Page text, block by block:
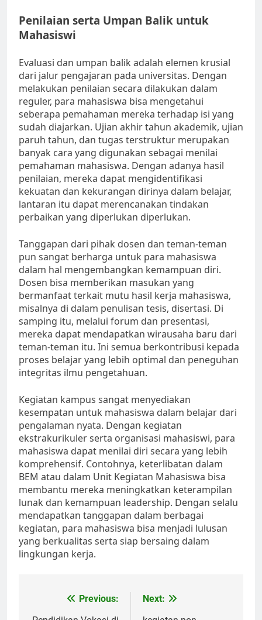
Penilaian serta Umpan Balik untuk
Mahasiswi
Evaluasi dan umpan balik adalah elemen krusial
dari jalur pengajaran pada universitas. Dengan
melakukan penilaian secara dilakukan dalam
reguler, para mahasiswa bisa mengetahui
seberapa pemahaman mereka terhadap isi yang
sudah diajarkan. Ujian akhir tahun akademik, ujian
paruh tahun, dan tugas terstruktur merupakan
banyak cara yang digunakan sebagai menilai
pemahaman mahasiswa. Dengan adanya hasil
penilaian, mereka dapat mengidentifikasi
kekuatan dan kekurangan dirinya dalam belajar,
lantaran itu dapat merencanakan tindakan
perbaikan yang diperlukan diperlukan.
Tanggapan dari pihak dosen dan teman-teman
pun sangat berharga untuk para mahasiswa
dalam hal mengembangkan kemampuan diri.
Dosen bisa memberikan masukan yang
bermanfaat terkait mutu hasil kerja mahasiswa,
misalnya di dalam penulisan tesis, disertasi. Di
samping itu, melalui forum dan presentasi,
mereka dapat mendapatkan wirausaha baru dari
teman-teman itu. Ini semua berkontribusi kepada
proses belajar yang lebih optimal dan peneguhan
integritas ilmu pengetahuan.
Kegiatan kampus sangat menyediakan
kesempatan untuk mahasiswa dalam belajar dari
pengalaman nyata. Dengan kegiatan
ekstrakurikuler serta organisasi mahasiswi, para
mahasiswa dapat menilai diri secara yang lebih
komprehensif. Contohnya, keterlibatan dalam
BEM atau dalam Unit Kegiatan Mahasiswa bisa
membantu mereka meningkatkan keterampilan
lunak dan kemampuan leadership. Dengan selalu
mendapatkan tanggapan dalam berbagai
kegiatan, para mahasiswa bisa menjadi lulusan
yang berkualitas serta siap bersaing dalam
lingkungan kerja.
Previous:
Next: